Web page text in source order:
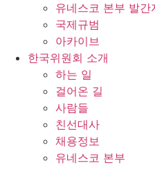
유네스코 본부 발간
국제규범
아카이브
한국위원회 소개
하는 일
걸어온 길
사람들
친선대사
채용정보
유네스코 본부